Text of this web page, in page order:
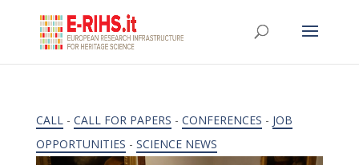
CALL- CALL FOR PAPERS - CONFERENCES - JOB
OPPORTUNITIES - SCIENCE NEWS